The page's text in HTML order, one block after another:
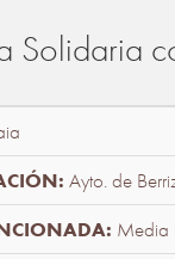
Solidaria
Ayto. de
Media